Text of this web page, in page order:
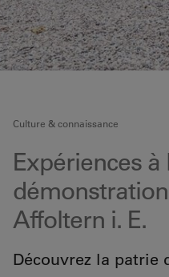
Culture & connaissance
Expériences
Affoltern i. E.
Découvrez la patrie